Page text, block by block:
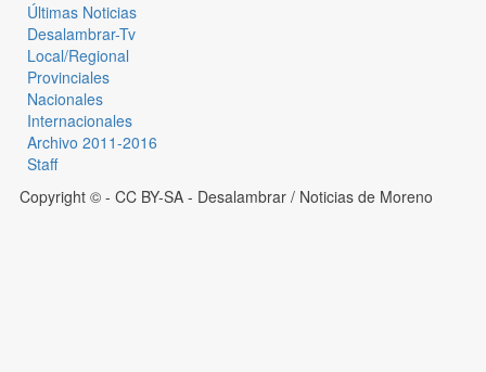
Últimas Noticias
Desalambrar-Tv
Local/Regional
Provinciales
Nacionales
Internacionales
Archivo 2011-2016
Staff
Copyright © - CC BY-SA - Desalambrar / Noticias de Moreno